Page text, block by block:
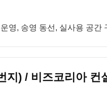
영, 송영 동선, 실사용 공
지) / 비즈코리아 컨